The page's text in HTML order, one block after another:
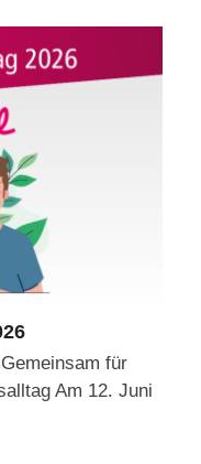
für
Am 12. Juni